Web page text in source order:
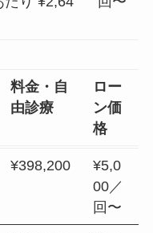
料金・自
由診療
ロー
ン価
格
¥398,200
¥5,0
00／
回〜